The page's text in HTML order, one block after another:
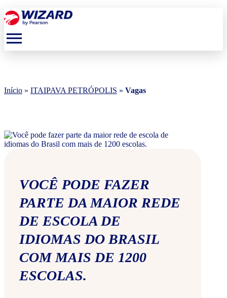
menu
Início » ITAIPAVA PETRÓPOLIS » Vagas
VOCÊ PODE FAZER
PARTE DA MAIOR REDE
DE ESCOLA DE
IDIOMAS DO BRASIL
COM MAIS DE 1200
ESCOLAS.